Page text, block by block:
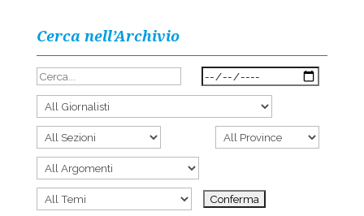
Cerca nell’Archivio